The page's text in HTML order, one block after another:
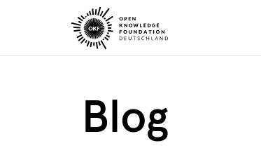
Skip
to
Blog